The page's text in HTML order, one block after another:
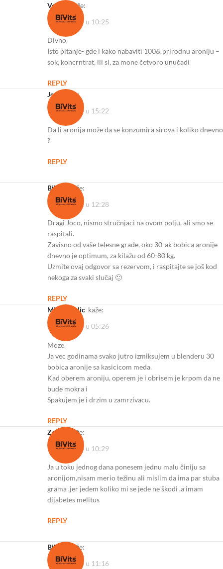
Verica
kaže:
10/07/2022 u 10:25
Divno.
Isto pitanje- gde i kako nabaviti 100& prirodnu aroniju –
sok, koncrntrat, ili sl, za mone četvoro unučadi
REPLY
Joca
kaže:
28/07/2022 u 15:22
Da li aronija može da se konzumira sirova i koliko dnevno
?
REPLY
BiVits
kaže:
08/08/2022 u 12:28
Dragi Joco, nismo stručnjaci na ovom polju, ali smo se
raspitali.
Zavisno od vaše telesne građe, oko 30-ak bobica aronije
dnevno je optimum, za kilažu od 60-80 kg.
Uzmite ovaj odgovor sa rezervom, i raspitajte se još kod
nekoga za svaki slučaj 🙂
REPLY
Milan pavlic kaže:
06/09/2024 u 05:26
Moze.
Ja vec godinama svako jutro izmiksujem u blenderu 30
bobica aronije sa kasicicom meda.
Kad oberem aroniju, operem je i obrisem je krpom da ne
bude mokra i
Spakujem je i drzim u zamrzivacu.
REPLY
Zoran
kaže:
13/07/2023 u 10:29
Ja u toku jednog dana ponesem jednu malu činiju sa
aronijom,nisam merio težinu ali mislim da ima par stuba
grama ,jer jedem koliko mi se jede ne škodi ,a imam
dijabetes melitus
REPLY
BiVits
kaže:
23/08/2023 u 11:16